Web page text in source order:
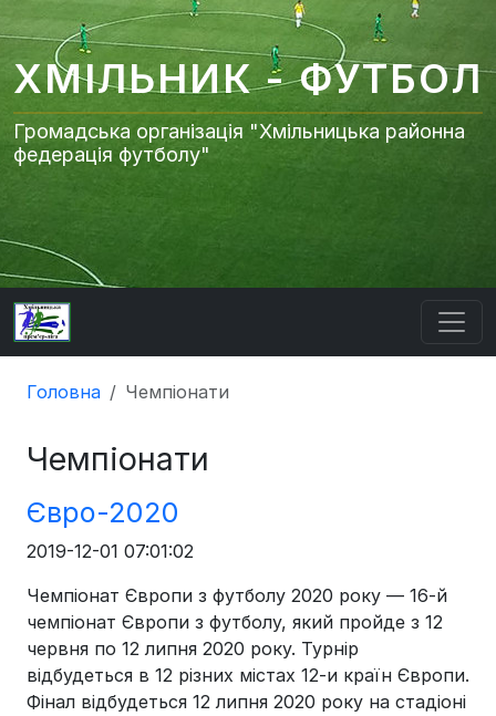
ХМІЛЬНИК - ФУТБОЛ
Громадська організація "Хмільницька районна
федерація футболу"
Головна Чемпіонати
Чемпіонати
Євро-2020
2019-12-01 07:01:02
Чемпіонат Європи з футболу 2020 року — 16-й
чемпіонат Європи з футболу, який пройде з 12
червня по 12 липня 2020 року. Турнір
відбудеться в 12 різних містах 12-и країн Європи.
Фінал відбудеться 12 липня 2020 року на стадіоні